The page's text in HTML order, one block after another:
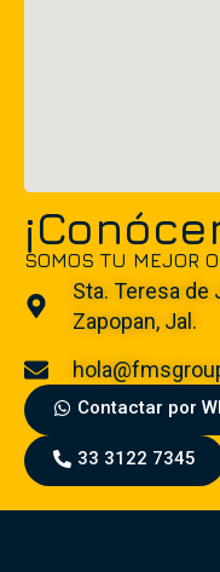
SOMOS TU MEJOR
Sta. Teresa de
Zapopan, Jal.
Contactar por
33 3122 7345